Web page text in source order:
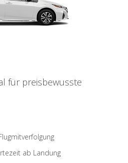
für preisbewusste
ab Landung